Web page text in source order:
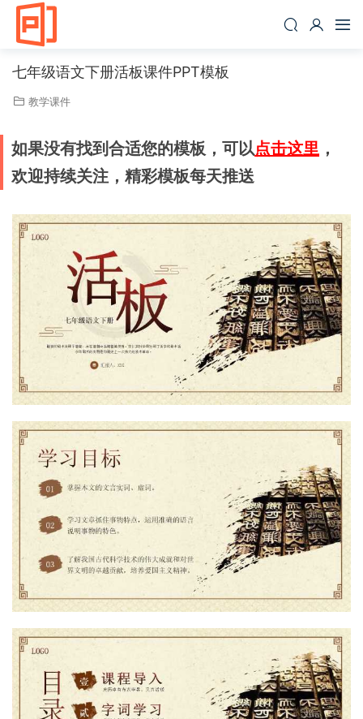
七年级语文下册活板课件PPT模板
教学课件
如果没有找到合适您的模板，可以点击这里 ，
欢迎持续关注，精彩模板每天推送